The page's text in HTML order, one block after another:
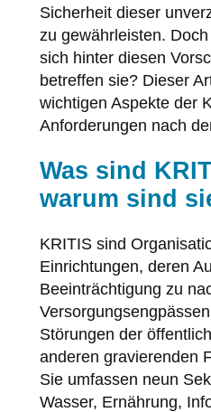
Sicherheit dieser
zu gewährleisten.
sich hinter diesen
betreffen sie? Dieser
wichtigen Aspekte der
Anforderungen nach
Was sind
warum sind
KRITIS sind
Einrichtungen, deren
Beeinträchtigung zu
Störungen der
anderen gravierenden
Sie umfassen neun
Wasser, Ernährung,